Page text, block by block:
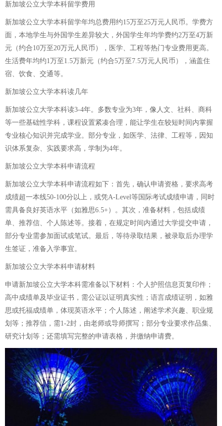
新加坡公立大学本科留学费用
新加坡公立大学本科留学年均总费用约15万至25万元人民币。学费方
面，本地学生与外国学生差异较大，外国学生年均学费约2万至4万新
元（约合10万至20万元人民币），医学、工程等热门专业费用更高。
生活费年均约1万至1.5万新元（约合5万至7.5万元人民币），涵盖住
宿、饮食、交通等。
新加坡公立大学本科读几年
新加坡公立大学本科读3-4年。多数专业为3年，像人文、社科、商科
等一些基础性学科，课程设置紧凑合理，能让学生在较短时间内掌握
专业核心知识并完成学业。部分专业，如医学、法律、工程等，因知
识体系复杂、实践要求高，学制为4年。
新加坡公立大学本科申请流程
新加坡公立大学本科申请流程如下：首先，确认申请资格，要求高考
成绩超一本线50-100分以上，或凭A-Level等国际考试成绩申请，同时
需具备良好英语水平（如雅思6.5+）。其次，准备材料，包括成绩
单、推荐信、个人陈述等。接着，在规定时间内通过大学提交申请，
部分专业需参加面试或笔试。最后，等待录取结果，被录取后办理学
生签证，准备入学事宜。
新加坡公立大学本科申请材料
申请新加坡公立大学本科需准备以下材料：个人护照信息页复印件；
高中成绩单及毕业证书，需公证以证明真实性；语言成绩证明，如雅
思或托福成绩单，体现英语水平；个人陈述，阐述学术兴趣、职业规
划等；推荐信，需1-2封，由老师或导师撰写；部分专业要求作品集、
研究计划等；还需填写完整的申请表格，并缴纳申请费。